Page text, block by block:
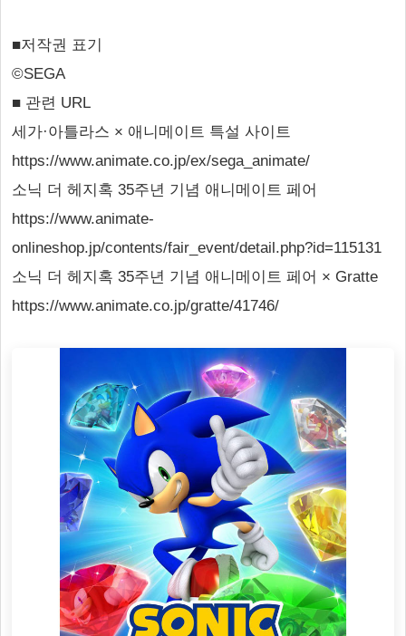
■저작권 표기
©SEGA
■ 관련 URL
세가·아틀라스 × 애니메이트 특설 사이트
https://www.animate.co.jp/ex/sega_animate/
소닉 더 헤지혹 35주년 기념 애니메이트 페어
https://www.animate-
onlineshop.jp/contents/fair_event/detail.php?id=115131
소닉 더 헤지혹 35주년 기념 애니메이트 페어 × Gratte
https://www.animate.co.jp/gratte/41746/